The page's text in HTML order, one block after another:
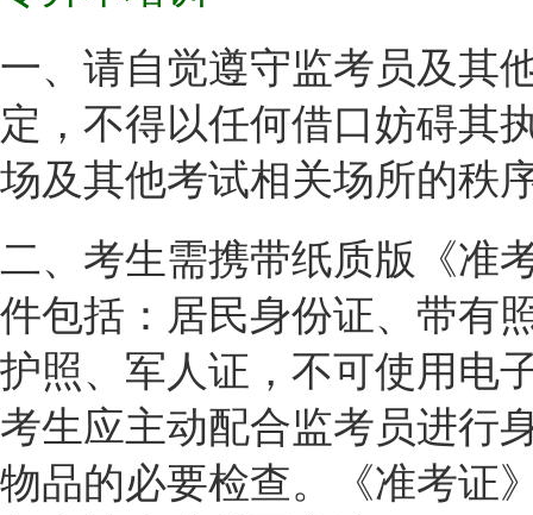
一、请自觉遵守监考员及其
定，不得以任何借口妨碍其
场及其他考试相关场所的秩
二、考生需携带纸质版《准
件包括：居民身份证、带有
护照、军人证，不可使用电
考生应主动配合监考员进行
物品的必要检查。《准考证